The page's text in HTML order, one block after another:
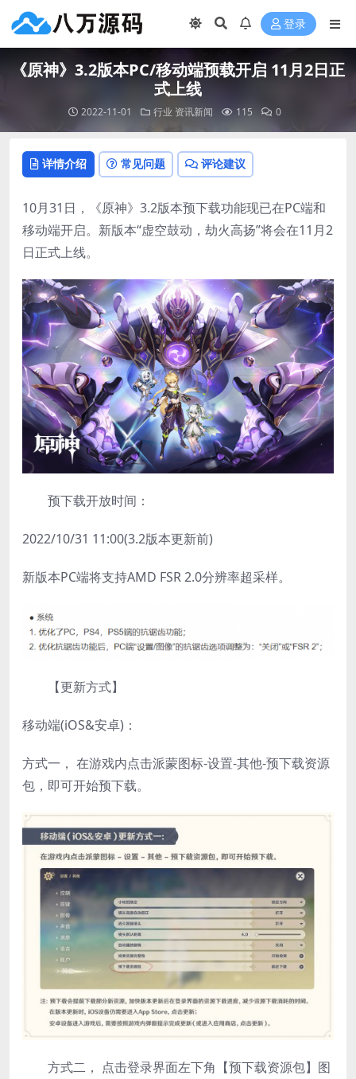
登录
《原神》3.2版本PC/移动端预载开启 11月2日正
式上线
2022-11-01 行业 资讯新闻 115 0
详情介绍 常见问题 评论建议
10月31日，《原神》3.2版本预下载功能现已在PC端和
移动端开启。新版本“虚空鼓动，劫火高扬”将会在11月2
日正式上线。
预下载开放时间：
2022/10/31 11:00(3.2版本更新前)
新版本PC端将支持AMD FSR 2.0分辨率超采样。
【更新方式】
移动端(iOS&安卓)：
方式一， 在游戏内点击派蒙图标-设置-其他-预下载资源
包，即可开始预下载。
方式二， 点击登录界面左下角【预下载资源包】图